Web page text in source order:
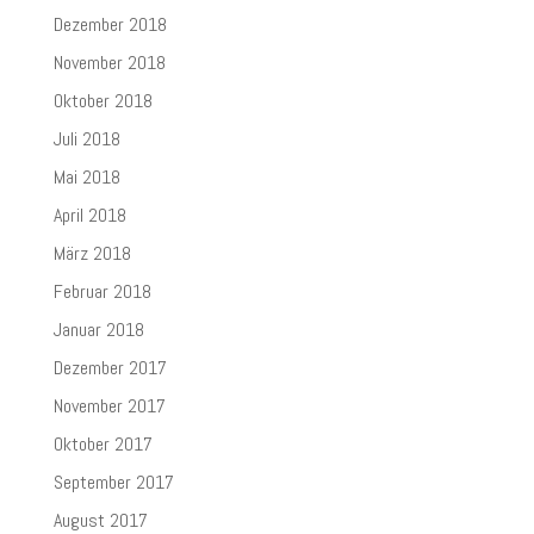
Dezember 2018
November 2018
Oktober 2018
Juli 2018
Mai 2018
April 2018
März 2018
Februar 2018
Januar 2018
Dezember 2017
November 2017
Oktober 2017
September 2017
August 2017